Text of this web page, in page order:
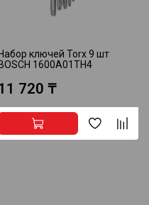
ключей Torx 9 шт
1600A01TH4
720 ₸